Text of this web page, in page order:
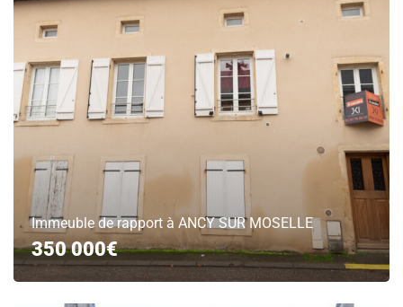
Immeuble de rapport à ANCY SUR MOSELLE
350 000€